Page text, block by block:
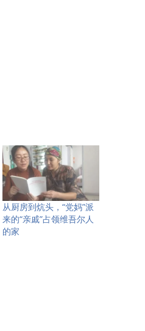
从厨房到炕头，“党妈”派
来的“亲戚”占领维吾尔人
的家